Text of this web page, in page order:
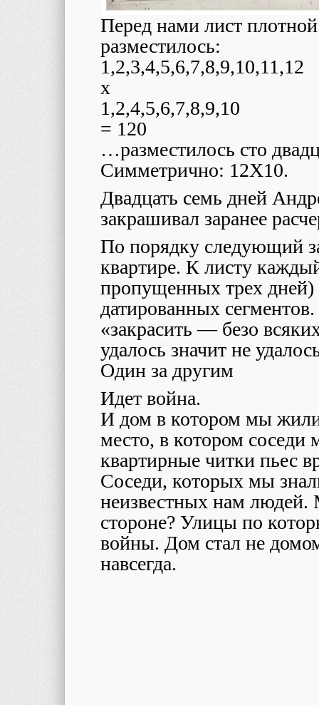
Перед нами лист
разместилось:
1,2,3,4,5,6,7,8,9,10,11,12
x
1,2,4,5,6,7,8,9,10
= 120
…разместилось сто
Симметрично: 12X10.
Двадцать семь дней
закрашивал заранее
По порядку следующий
квартире. К листу
пропущенных трех дней)
датированных
«закрасить — безо
удалось значит не
Один за другим
Идет война.
И дом в котором мы
место, в котором соседи
квартирные читки пьес
Соседи, которых мы
неизвестных нам
стороне? Улицы по
войны. Дом стал не
навсегда.